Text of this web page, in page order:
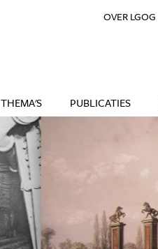
THEMA'S PUBLICATIES
OVER LGOG